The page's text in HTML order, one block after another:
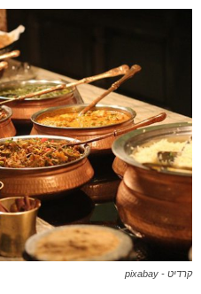
קרדיט - pixabay